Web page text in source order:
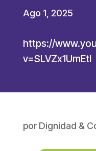
Ago 1, 2025
https://
v=SLVZx1UmEtI
porDignidad &